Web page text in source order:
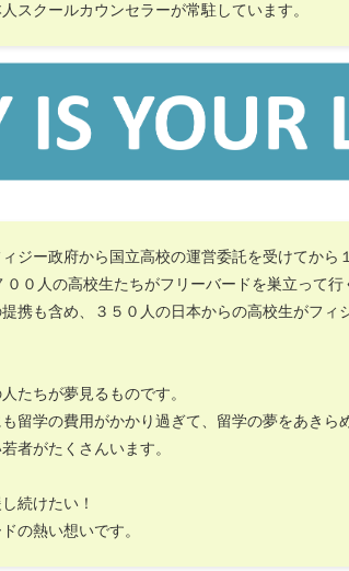
スクールカウンセラーが常駐しています。
ジー政府から国立高校の運営委託を受けてから
００人の高校生たちがフリーバードを巣立って行
携も含め、３５０人の日本からの高校生がフィ
たちが夢見るものです。
留学の費用がかかり過ぎて、留学の夢をあきら
者がたくさんいます。
続けたい！
の熱い想いです。